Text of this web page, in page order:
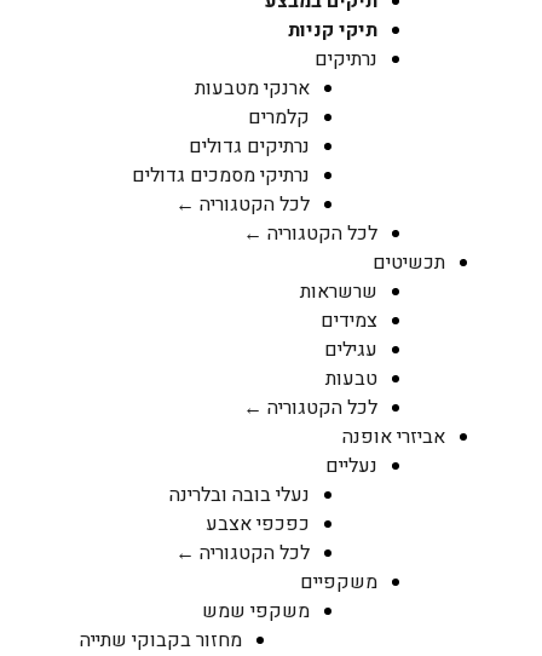
תיקי קניות
נרתיקים
ארנקי מטבעות
קלמרים
נרתיקים גדולים
נרתיקי מסמכים גדולים
לכל הקטגוריה ←
לכל הקטגוריה ←
תכשיטים
שרשראות
צמידים
עגילים
טבעות
לכל הקטגוריה ←
אביזרי אופנה
נעליים
נעלי בובה ובלרינה
כפכפי אצבע
לכל הקטגוריה ←
משקפיים
משקפי שמש
מחזור בקבוקי שתייה